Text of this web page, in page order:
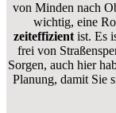
von Minden nach
wichtig, eine
zeiteffizientist. Es
frei von
Sorgen, auch hier
Planung, damit Sie